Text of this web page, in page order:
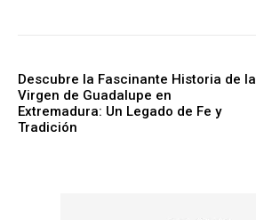
Descubre la Fascinante Historia de la
Virgen de Guadalupe en
Extremadura: Un Legado de Fe y
Tradición